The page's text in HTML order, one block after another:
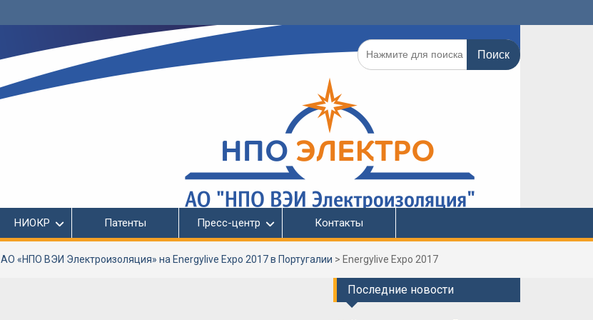
Поиск
по:
НИОКР Патенты Пресс-центр Контакты
АО «НПО ВЭИ Электроизоляция» на Energylive Expo 2017 в Португалии > Energylive Expo 2017
Последние новости